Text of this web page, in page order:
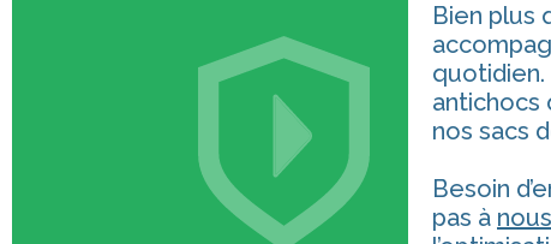
Bien plus
quotidien.
antichocs
nos sacs
Besoin
pas à